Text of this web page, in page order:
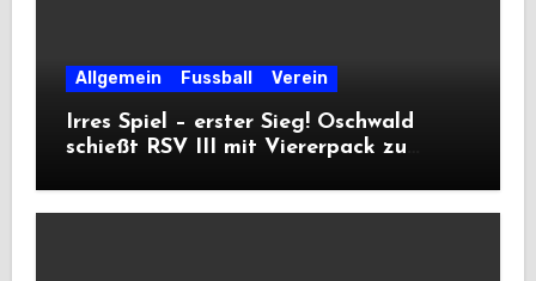
Allgemein Fussball Verein
Irres Spiel – erster Sieg! Oschwald
schießt RSV III mit Viererpack zu